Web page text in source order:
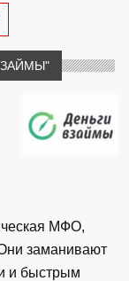
МФО,
заманивают
и быстрым